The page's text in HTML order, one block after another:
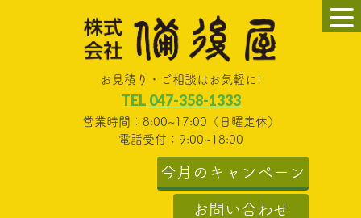
お見積り・ご相談はお気軽に!
TEL 047-358-1333
営業時間：8:00~17:00（日曜定休）
電話受付：9:00~18:00
今月のキャンペーン
お問い合わせ